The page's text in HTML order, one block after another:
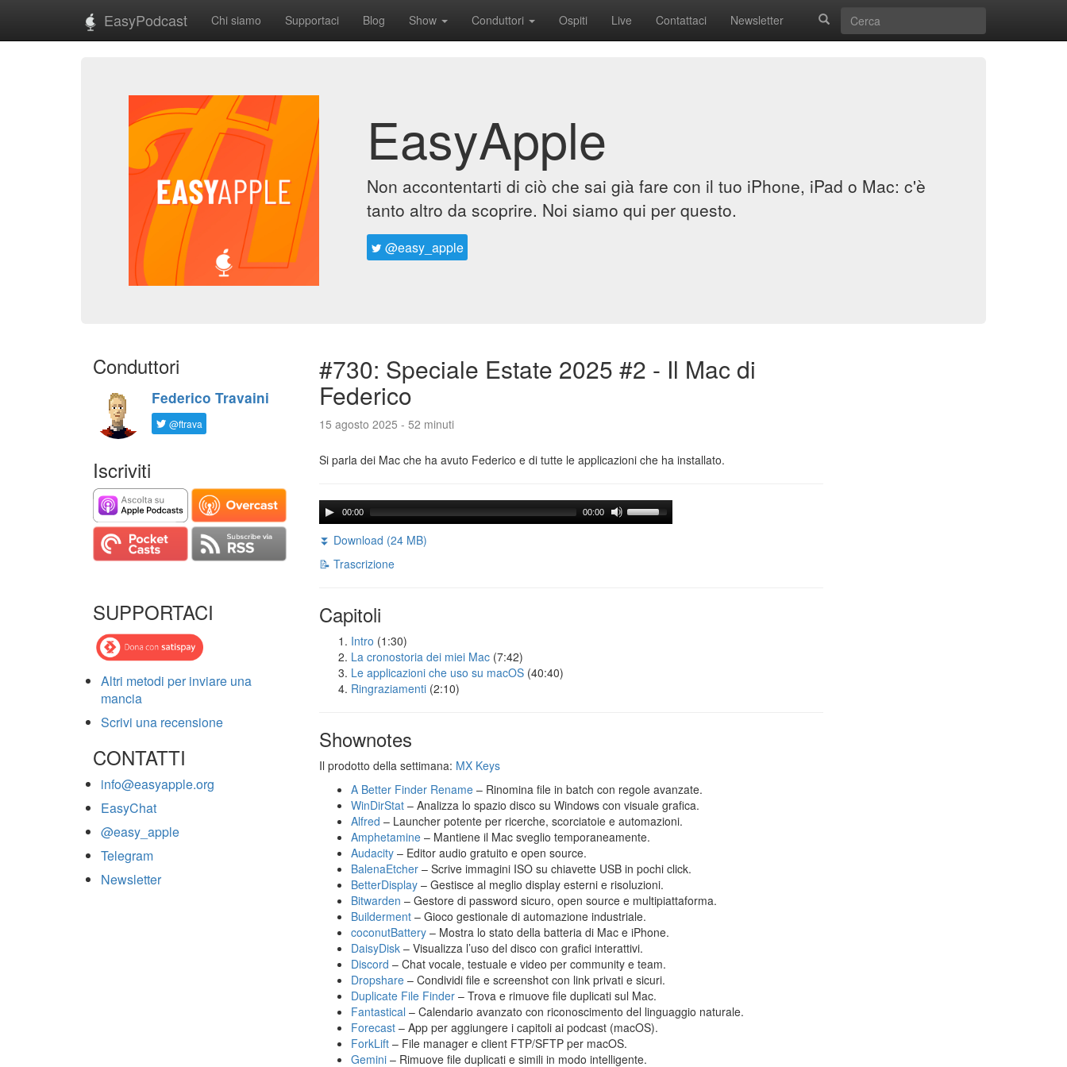
EasyPodcast Chi siamo Supportaci Blog Show Conduttori Ospiti Live Contattaci Newsletter
EasyApple
Non accontentarti di ciò che sai già fare con il tuo iPhone, iPad o Mac: c'è
tanto altro da scoprire. Noi siamo qui per questo.
@easy_apple
Conduttori
Federico Travaini
@ftrava
Iscriviti
SUPPORTACI
Altri metodi per inviare una
mancia
Scrivi una recensione
CONTATTI
info@easyapple.org
EasyChat
@easy_apple
Telegram
Newsletter
#730: Speciale Estate 2025 #2 - Il Mac di
Federico
15 agosto 2025 - 52 minuti
Si parla dei Mac che ha avuto Federico e di tutte le applicazioni che ha installato.
00:00 00:00
⏬ Download (24 MB)
📝 Trascrizione
Capitoli
Intro (1:30)
La cronostoria dei miei Mac (7:42)
Le applicazioni che uso su macOS (40:40)
Ringraziamenti (2:10)
Shownotes
Il prodotto della settimana: MX Keys
A Better Finder Rename – Rinomina file in batch con regole avanzate.
WinDirStat – Analizza lo spazio disco su Windows con visuale grafica.
Alfred – Launcher potente per ricerche, scorciatoie e automazioni.
Amphetamine – Mantiene il Mac sveglio temporaneamente.
Audacity – Editor audio gratuito e open source.
BalenaEtcher – Scrive immagini ISO su chiavette USB in pochi click.
BetterDisplay – Gestisce al meglio display esterni e risoluzioni.
Bitwarden – Gestore di password sicuro, open source e multipiattaforma.
Builderment – Gioco gestionale di automazione industriale.
coconutBattery – Mostra lo stato della batteria di Mac e iPhone.
DaisyDisk – Visualizza l’uso del disco con grafici interattivi.
Discord – Chat vocale, testuale e video per community e team.
Dropshare – Condividi file e screenshot con link privati e sicuri.
Duplicate File Finder – Trova e rimuove file duplicati sul Mac.
Fantastical – Calendario avanzato con riconoscimento del linguaggio naturale.
Forecast – App per aggiungere i capitoli ai podcast (macOS).
ForkLift – File manager e client FTP/SFTP per macOS.
Gemini – Rimuove file duplicati e simili in modo intelligente.